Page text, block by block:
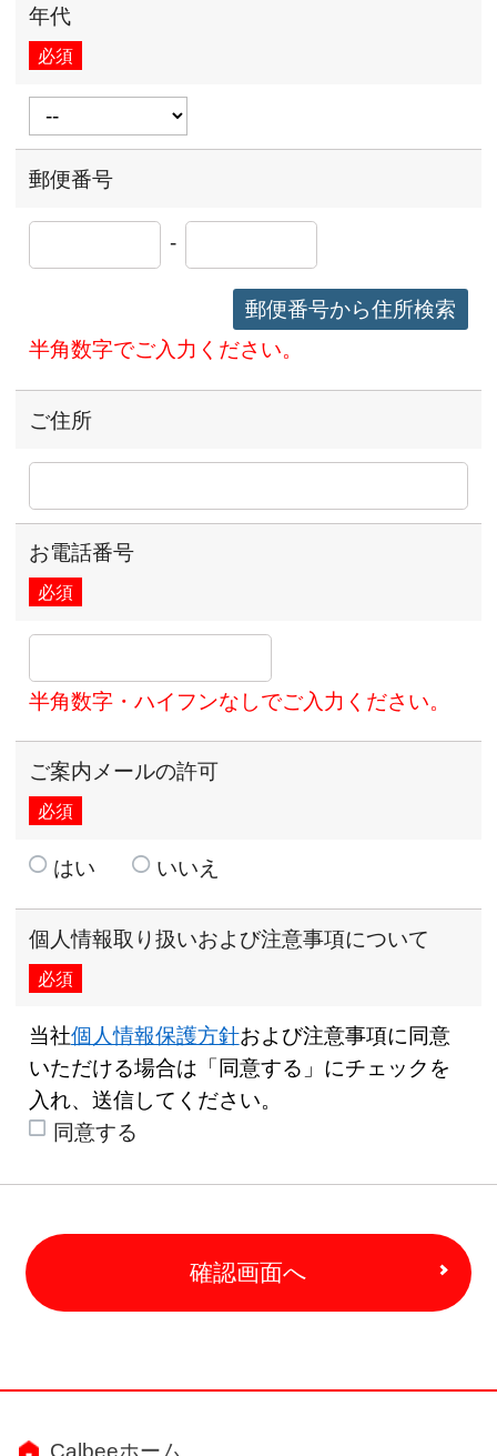
年代
必須
郵便番号
-
郵便番号から住所検索
半角数字でご入力ください。
ご住所
お電話番号
必須
半角数字・ハイフンなしでご入力ください。
ご案内メールの許可
必須
はい いいえ
個人情報取り扱いおよび注意事項について
必須
当社個人情報保護方針および注意事項に同意
いただける場合は「同意する」にチェックを
入れ、送信してください。
同意する
確認画面へ
Calbeeホーム